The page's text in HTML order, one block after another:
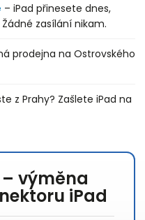
– iPad přinesete dnes,
zasílání nikam.
prodejna na Ostrovského
z Prahy? Zašlete iPad na
výměna
iPad